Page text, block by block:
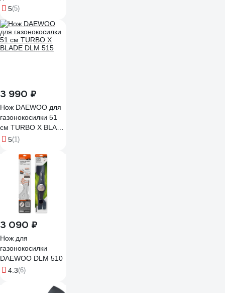
80201457-02K
5(5)
3 990 ₽
Нож DAEWOO для
газонокосилки 51
см TURBO X BLADE
DLM 515
5(1)
3 090 ₽
Нож для
газонокосилки
DAEWOO DLM 510
4.3(6)